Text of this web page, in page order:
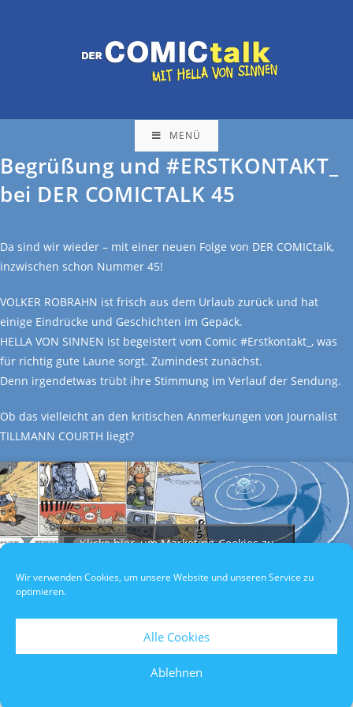
Wir verwenden Cookies, um unsere Website und unseren Service zu
optimieren.
Alle Cookies
Ablehnen
MENÜ
Begrüßung und #ERSTKONTAKT_
bei DER COMICTALK 45
Da sind wir wieder – mit einer neuen Folge von DER COMICtalk,
inzwischen schon Nummer 45!
VOLKER ROBRAHN ist frisch aus dem Urlaub zurück und hat
einige Eindrücke und Geschichten im Gepäck.
HELLA VON SINNEN ist begeistert vom Comic #Erstkontakt_, was
für richtig gute Laune sorgt. Zumindest zunächst.
Denn irgendetwas trübt ihre Stimmung im Verlauf der Sendung.
Ob das vielleicht an den kritischen Anmerkungen von Journalist
TILLMANN COURTH liegt?
Klicke hier, um Marketing-Cookies zu
aktivieren